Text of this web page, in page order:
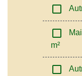
check_box_outline_blank
check_box_outline_blank
m²
check_box_outline_blank